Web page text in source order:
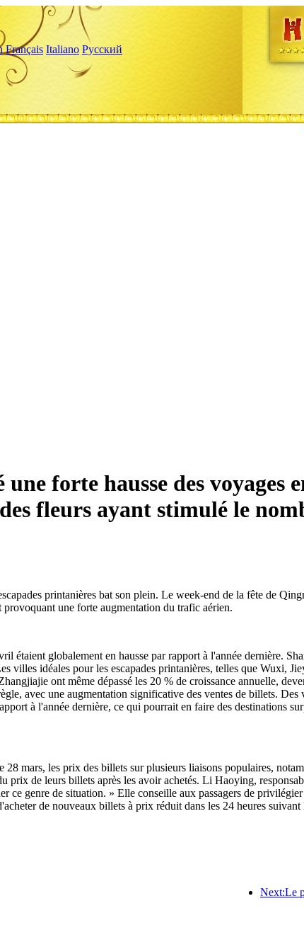
Français Italiano Русский
forte hausse des voyages
fleurs ayant stimulé le
printanières bat son plein. Le week-end de la fête de
une forte augmentation du trafic aérien.
étaient globalement en hausse par rapport à l'année dernière.
idéales pour les escapades printanières, telles que Wuxi,
ont même dépassé les 20 % de croissance annuelle,
avec une augmentation significative des ventes de billets.
à l'année dernière, ce qui pourrait en faire des destinations
mars, les prix des billets sur plusieurs liaisons populaires,
prix de leurs billets après les avoir achetés. Li Haoying,
genre de situation. » Elle conseille aux passagers de
de nouveaux billets à prix réduit dans les 24 heures